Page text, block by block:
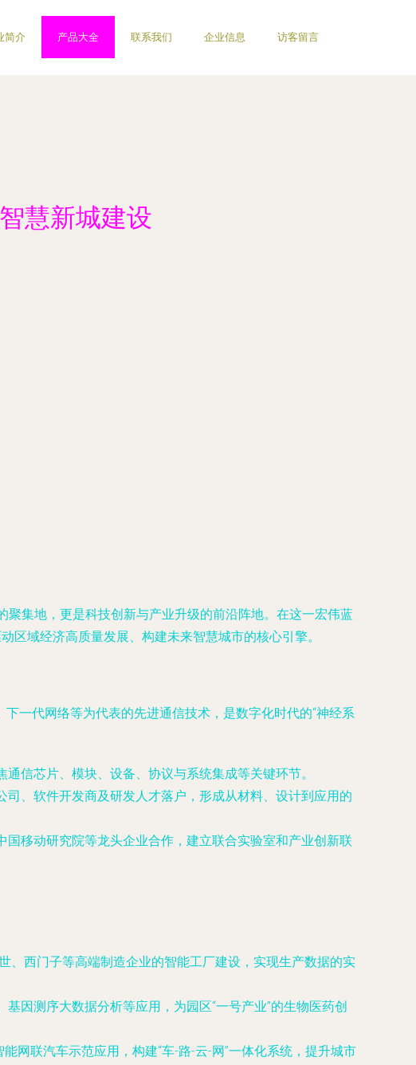
简介 产品大全 联系我们 企业信息 访客留言
慧新城建设
集地，更是科技创新与产业升级的前沿阵地。在这一宏伟蓝
域经济高质量发展、构建未来智慧城市的核心引擎。
一代网络等为代表的先进通信技术，是数字化时代的“神经系
信芯片、模块、设备、协议与系统集成等关键环节。
、软件开发商及研发人才落户，形成从材料、设计到应用的
移动研究院等龙头企业合作，建立联合实验室和产业创新联
、西门子等高端制造企业的智能工厂建设，实现生产数据的实
因测序大数据分析等应用，为园区“一号产业”的生物医药创
网联汽车示范应用，构建“车-路-云-网”一体化系统，提升城市